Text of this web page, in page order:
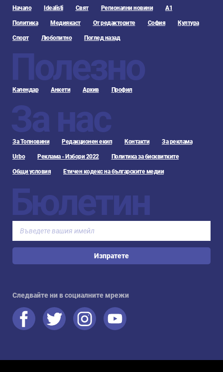
Начало Idealisti Свят Регионални новини А1
Политика Медиякаст От редакторите София Култура
Спорт Любопитно Поглед назад
Полезно
Календар Анкети Архив Профил
За нас
За Топновини Редакционен екип Контакти За реклама
Urbo Реклама - Избори 2022 Политика за бисквитките
Общи условия Етичен кодекс на българските медии
Бюлетин
Изпратете
Следвайте ни в социалните мрежи